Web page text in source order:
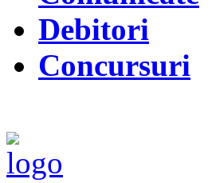
Debitori
Concursuri